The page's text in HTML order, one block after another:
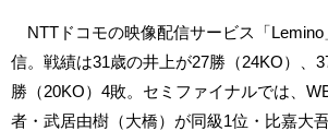
NTTドコモの映像配信サービス「Lemino
信。戦績は31歳の井上が27勝（24KO）、
勝（20KO）4敗。セミファイナルでは、
者・武居由樹（大橋）が同級1位・比嘉大